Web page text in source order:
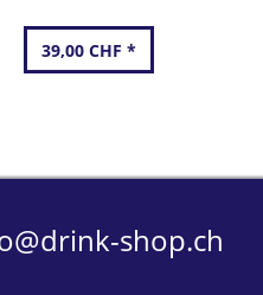
39,00 CHF *
shop.ch